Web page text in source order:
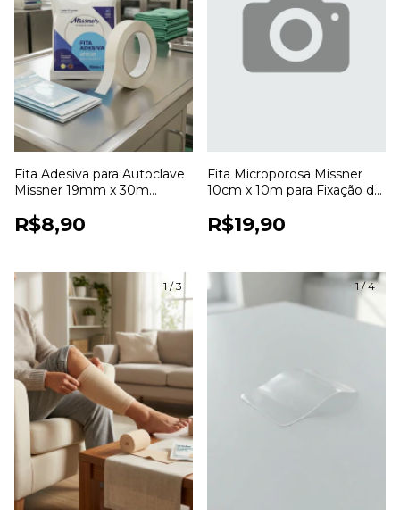
Fita Adesiva para Autoclave
Missner 19mm x 30m
R$8,90
Fita Microporosa Missner
10cm x 10m para Fixação de
R$19,90
1 /3 1/4